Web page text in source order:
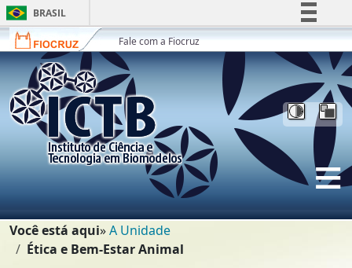
Ir para o conteúdo [1]
Ir para o menu [2]
Ir para a Busca [3]
BRASIL
Simplifique!
Comunica BR
Participe
Acesso à informação
Legislação
Canais
Fale com a Fiocruz
Trilha de navegação
Você está aqui A Unidade
Ética e Bem-Estar Animal